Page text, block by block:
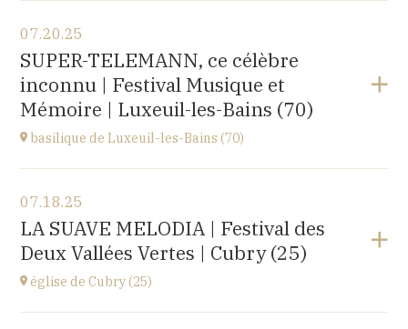
église du Sacré-Coeur,
8 Place de l'Église, 71120 Charolles
at11H
Go to site
07.20.25
SUPER-TELEMANN, ce célèbre
inconnu | Festival Musique et
Mémoire | Luxeuil-les-Bains (70)
basilique de Luxeuil-les-Bains (70)
Basilique Saint Pierre,
place de l'Abbaye, 70300 Luxeuil-les-Bains
at21H00
Buy your tickets
07.18.25
LA SUAVE MELODIA | Festival des
Deux Vallées Vertes | Cubry (25)
église de Cubry (25)